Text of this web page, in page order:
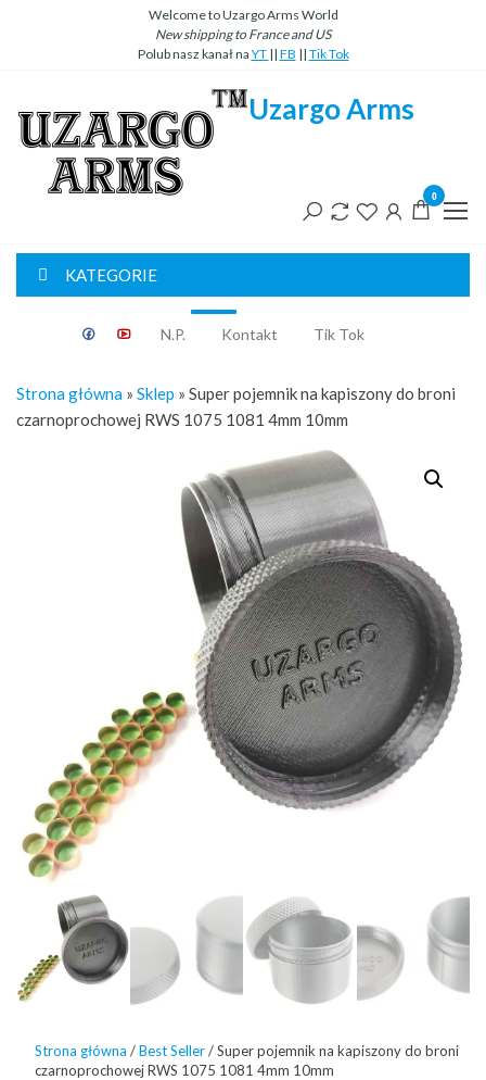
Welcome to Uzargo Arms World
Newshipping to France and US
Polub nasz kanał na YT || FB || Tik Tok
Uzargo Arms
0
KATEGORIE
N.P.
Classic
Kontakt Tik Tok
Strona główna » Sklep » Super pojemnik na kapiszony do broni
czarnoprochowej RWS 1075 1081 4mm 10mm
Strona główna /Best Seller/ Super pojemnik na kapiszony do broni
czarnoprochowej RWS 1075 1081 4mm 10mm